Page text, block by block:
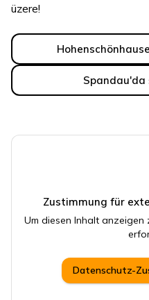
üzere!
Spandau'da
Zustimmung für
Um diesen Inhalt anzeigen
Datenschutz-